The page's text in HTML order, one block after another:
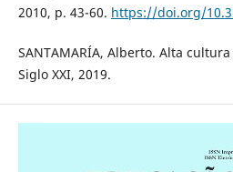
2010, p. 43-60. https://doi.org/
SANTAMARÍA, Alberto. Alta
Siglo XXI, 2019.